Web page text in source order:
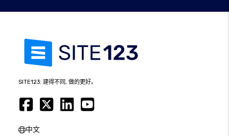
SITE123: 建得不同, 做的更好。
中文